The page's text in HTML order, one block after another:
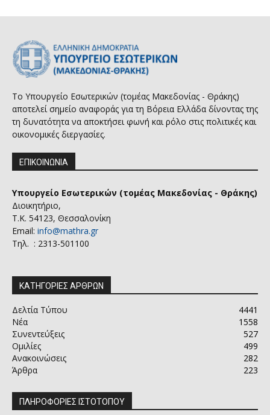
Το Υπουργείο Εσωτερικών (τομέας Μακεδονίας - Θράκης)
αποτελεί σημείο αναφοράς για τη Βόρεια Ελλάδα δίνοντας της
τη δυνατότητα να αποκτήσει φωνή και ρόλο στις πολιτικές και
οικονομικές διεργασίες.
ΕΠΙΚΟΙΝΩΝΙΑ
Υπουργείο Εσωτερικών (τομέας Μακεδονίας - Θράκης)
Διοικητήριο,
Τ.Κ. 54123, Θεσσαλονίκη
Email: info@mathra.gr
Τηλ. : 2313-501100
ΚΑΤΗΓΟΡΙΕΣ ΑΡΘΡΩΝ
Δελτία Τύπου
4441
Νέα
1558
Συνεντεύξεις
527
Ομιλίες
499
Ανακοινώσεις
282
Άρθρα
223
ΠΛΗΡΟΦΟΡΙΕΣ ΙΣΤΟΤΟΠΟΥ